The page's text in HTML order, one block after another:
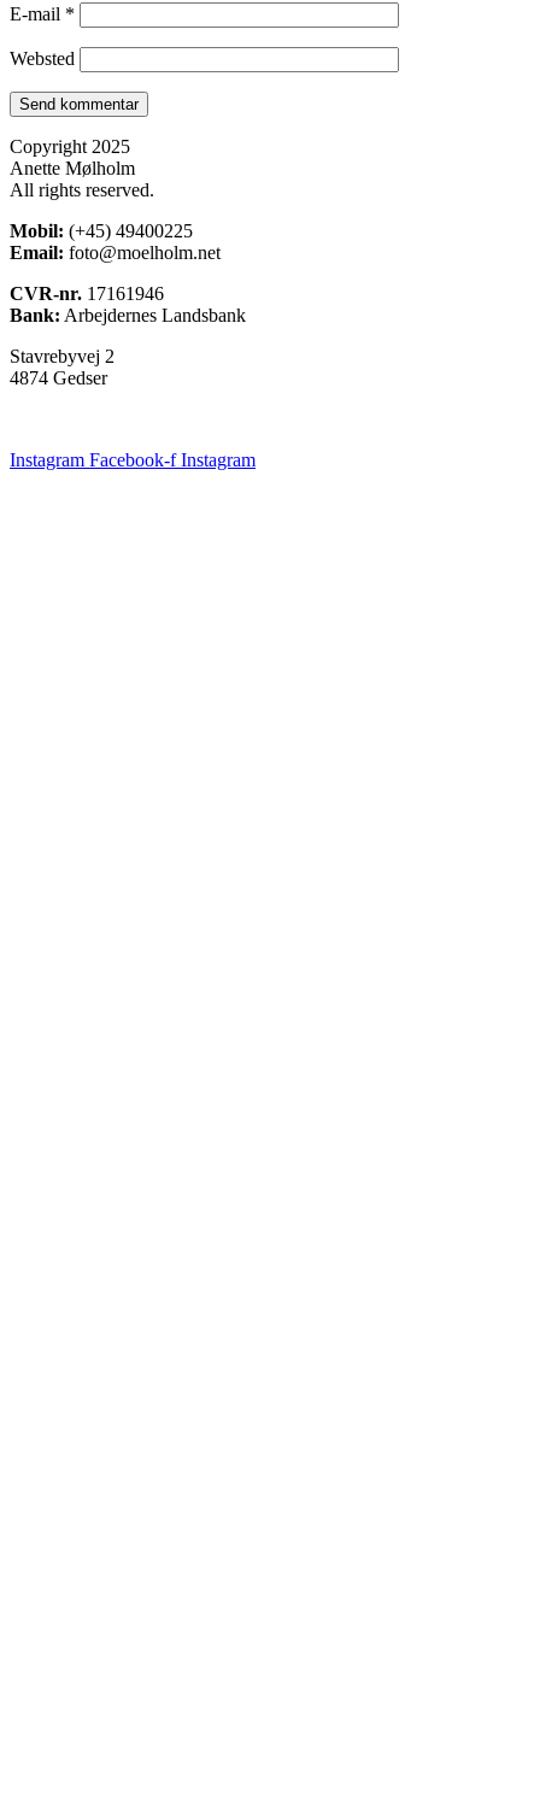
E-mail *
Websted
Copyright 2025
Anette Mølholm
All rights reserved.
Mobil: (+45) 49400225
Email: foto@moelholm.net
CVR-nr. 17161946
Bank: Arbejdernes Landsbank
Stavrebyvej 2
4874 Gedser
Instagram Facebook-f Instagram